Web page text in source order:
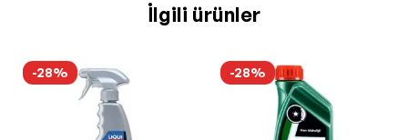
İlgili ürünler
-28% -28%